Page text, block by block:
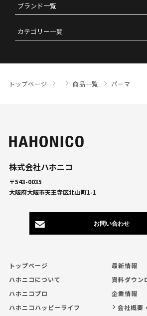
ブランド一覧
カテゴリー一覧
トップページ 商品一覧 パーマ
株式会社ハホニコ
〒543-0035
大阪府大阪市天王寺区北山町1-1
お問い合わせ
トップページ
ハホニコについて
ハホニコプロ
ハホニコハッピーライフ
最新情報
資料ダウン
企業情報
会社概要